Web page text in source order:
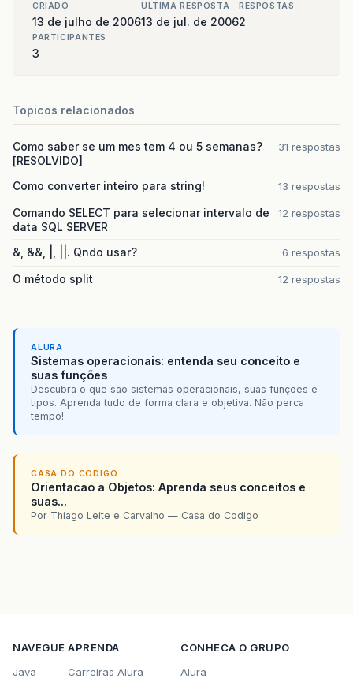
CRIADO
13 de julho de 2006
ULTIMA RESPOSTA
13 de jul. de 2006
RESPOSTAS
2
PARTICIPANTES
3
Topicos relacionados
Como saber se um mes tem 4 ou 5 semanas?
[RESOLVIDO]
31 respostas
Como converter inteiro para string! 13 respostas
Comando SELECT para selecionar intervalo de
data SQL SERVER
12 respostas
&, &&, |, ||. Qndo usar? 6 respostas
O método split 12 respostas
ALURA
Sistemas operacionais: entenda seu conceito e
suas funções
Descubra o que são sistemas operacionais, suas funções e
tipos. Aprenda tudo de forma clara e objetiva. Não perca
tempo!
CASA DO CODIGO
Orientacao a Objetos: Aprenda seus conceitos e
suas...
Por Thiago Leite e Carvalho — Casa do Codigo
NAVEGUE
Java
APRENDA
Carreiras Alura
CONHECA O GRUPO
Alura